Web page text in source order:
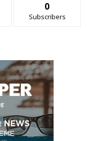
0
Subscribers